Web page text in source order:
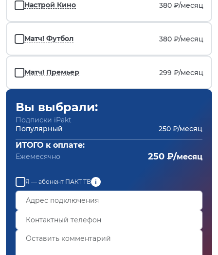
Настрой Кино 380 ₽/месяц
Матч! Футбол 380 ₽/месяц
Матч! Премьер 299 ₽/месяц
Вы выбрали:
Подписки iPakt
Популярный
250 ₽/месяц
ИТОГО к оплате:
Ежемесячно 250 ₽/месяц
Я — абонент ПАКТ ТВ